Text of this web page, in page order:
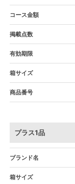
コース金額
掲載点数
有効期限
箱サイズ
商品番号
プラス1品
ブランド名
箱サイズ